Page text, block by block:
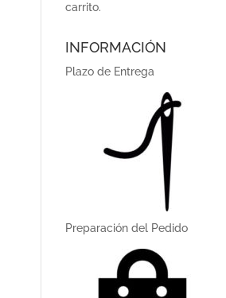
carrito.
INFORMACIÓN
Plazo de Entrega
Preparación del Pedido